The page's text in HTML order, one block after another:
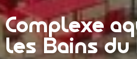
Complexe
les Bains du